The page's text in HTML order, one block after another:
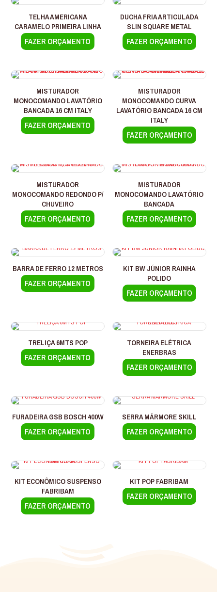
TELHA AMERICANA
CARAMELO PRIMEIRA LINHA
FAZER ORÇAMENTO
DUCHA FRIA ARTICULADA
SLIN SQUARE METAL
FAZER ORÇAMENTO
MISTURADOR
MONOCOMANDO LAVATÓRIO
BANCADA 16 CM ITALY
FAZER ORÇAMENTO
MISTURADOR
MONOCOMANDO CURVA
LAVATÓRIO BANCADA 16 CM
ITALY
FAZER ORÇAMENTO
MISTURADOR
MONOCOMANDO REDONDO P/
CHUVEIRO
FAZER ORÇAMENTO
MISTURADOR
MONOCOMANDO LAVATÓRIO
BANCADA
FAZER ORÇAMENTO
BARRA DE FERRO 12 METROS
FAZER ORÇAMENTO
KIT BW JÚNIOR RAINHA
POLIDO
FAZER ORÇAMENTO
TRELIÇA 6MTS POP
FAZER ORÇAMENTO
Este
variantes.
As
opções
podem
ser
página
do
produto
TORNEIRA ELÉTRICA
ENERBRAS
FAZER ORÇAMENTO
FURADEIRA GSB BOSCH 400W
FAZER ORÇAMENTO
SERRA MÁRMORE SKILL
FAZER ORÇAMENTO
KIT ECONÔMICO SUSPENSO
FABRIBAM
FAZER ORÇAMENTO
KIT POP FABRIBAM
FAZER ORÇAMENTO